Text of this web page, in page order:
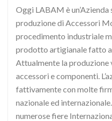
Oggi LABAM è
produzione di Accessori
procedimento industriale
prodotto artigianale fatto a
Attualmente la
accessori e componenti.
fattivamente con molte
nazionale ed
numerose fiere